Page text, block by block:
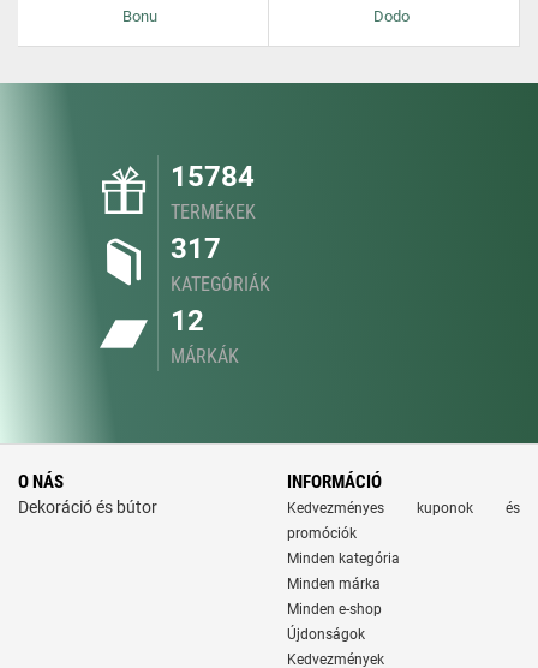
Bonu Dodo
15784
TERMÉKEK
317
KATEGÓRIÁK
12
MÁRKÁK
O NÁS
Dekoráció és bútor
INFORMÁCIÓ
Kedvezményes kuponok és
promóciók
Minden kategória
Minden márka
Minden e-shop
Újdonságok
Kedvezmények